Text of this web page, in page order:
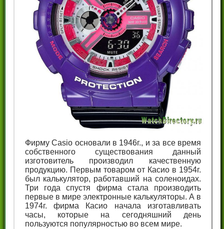
Фирму Casio основали в 1946г., и за все время
собственного существования данный
изготовитель производил качественную
продукцию. Первым товаром от Касио в 1954г.
был калькулятор, работавший на соленоидах.
Три года спустя фирма стала производить
первые в мире электронные калькуляторы. А в
1974г. фирма Касио начала изготавливать
часы, которые на сегодняшний день
пользуются популярностью во всем мире.